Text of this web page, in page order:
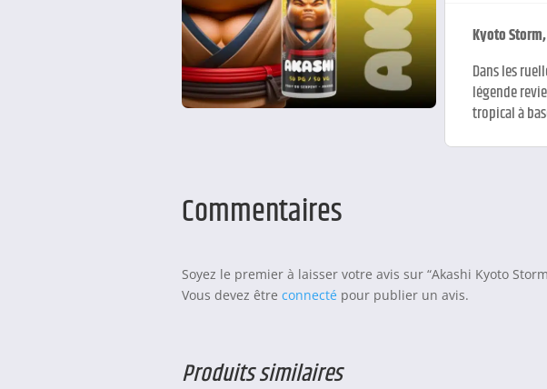
Kyoto
Dans les
légende
tropical à
Commentaires
Soyez le premier à laisser votre avis sur “Akashi Kyoto
Vous devez être connecté pour publier un avis.
Produits similaires